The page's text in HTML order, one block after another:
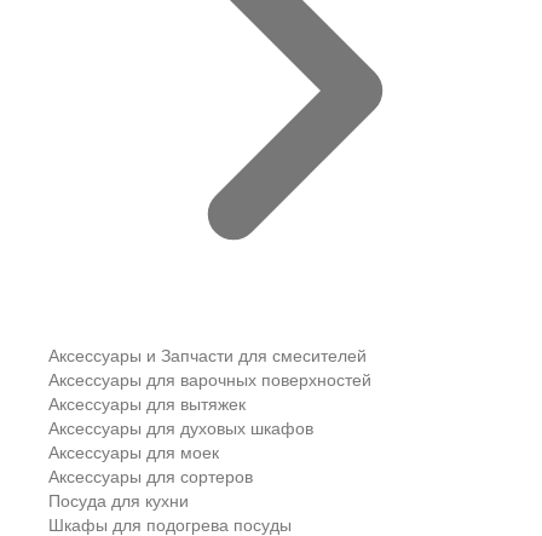
Аксессуары и Запчасти для смесителей
Аксессуары для варочных поверхностей
Аксессуары для вытяжек
Аксессуары для духовых шкафов
Аксессуары для моек
Аксессуары для сортеров
Посуда для кухни
Шкафы для подогрева посуды